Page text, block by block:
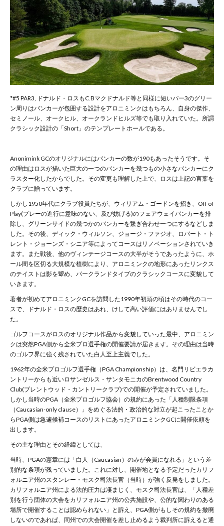
*#5 PAR3, ドナルド・ロスもC.Bマクドナルド等と同様に短いパー3のグリー
ン周りはバンカーが包囲する設計をアロニミンクはもちろん、自身の傑作、
セミノール、オークヒル、オークランドヒルズ等でも取り入れていた。所謂
クラシック設計の「Short」のテンプレートホールである。
Anonimink GCのオリジナルにはバンカーの数が190もあったそうです。そ
の理由はロスが描いた巨大の一つのバンカーを幾つもの小さなバンカーにク
ラスター化したからでした。その変更も理解した上で、ロスは上記の言葉を
クラブに贈っています。
しかし1950年代にクラブ役員たちが、ウィリアム・ゴードンを招き、Off of
Play(プレーの進行に意味のない、及び妨げる)のフェアウェイバンカーを排
除し、グリーンサイドの幾つかのバンカーを繋ぎ合わせ一つにするなどしま
した。その後、ディック・ウィルソン、ジョージ・ファジオ、ロバート・ト
レント・ジョーンズ・シニア等によってコースはリノベーションされていき
ます。また戦後、他のヴィンテージコースの大半がそうであったように、ホ
ール間を区切る大規模な植樹により、アロニミンクの地形にあったリンクス
のテイストは影を顰め、パークランドタイプのクラシックコースに変貌して
いきます。
著者が初めてアロニミンクGCを訪問した1990年初頭の頃はその時代のコー
スで、ドナルド・ロスの歴史はあれ、けして高い評価にはありませんでし
た。
ゴルフコースがロスのオリジナル作品から変貌していった最中、アロニミン
クは突然PGA側から全米プロ選手権の開催要請が届きます。その理由は当時
のゴルフ界に強く残されていた白人至上主義でした。
1962年の全米プロゴルフ選手権（PGA Championship）は、名門リビエラカ
ントリーからも近いロサンゼルス・サンタモニカのBrentwood Country
Club(ブレントウッド・カントリークラブ)での開催が予定されていました。
しかし当時のPGA （全米プロゴルフ協会）の規約にあった「人種制限条項
（Caucasian-only clause）」をめぐる法的・政治的な対立が起こったことか
らPGA側は急遽候補コースのリストにあったアロニミンクGCに開催依頼を
出します。
その主な理由とその経緯としては、
当時、 PGAの憲章には「白人（Caucasian ）のみが会員になれる」という差
別的な条項が残っていました。これに対し、開催地となる予定だったカリフ
ォルニア州のスタンレー・モスク司法長官（当時）が強く反発をしました。
カリフォルニア州による法的圧力は凄まじく、モスク司法長官は、「人種差
別を行う団体の大会をカリフォルニア州の公共施設や、公的な関わりのある
場所で開催することは認められない」と訴え、 PGA側がもしその規約を撤廃
しないのであれば、同州での大会開催を差し止めるよう裁判所に訴えると通